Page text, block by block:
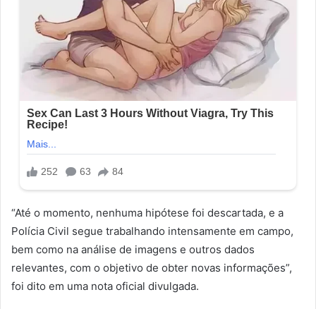
“Até o momento, nenhuma hipótese foi descartada, e a
Polícia Civil segue trabalhando intensamente em campo,
bem como na análise de imagens e outros dados
relevantes, com o objetivo de obter novas informações”,
foi dito em uma nota oficial divulgada.